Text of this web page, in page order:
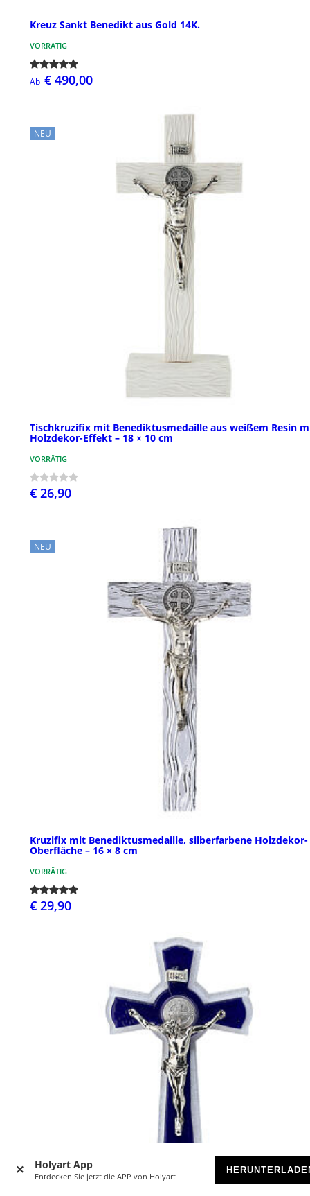
Holyart App
Entdecken Sie jetzt die APP von Holyart
Kreuz Sankt Benedikt aus Gold 14K.
VORRÄTIG
Ab € 490,00
NEU
Tischkruzifix mit Benediktusmedaille aus weißem Resin
Holzdekor-Effekt – 18 × 10 cm
VORRÄTIG
€ 26,90
NEU
Kruzifix mit Benediktusmedaille, silberfarbene Holzdekor-
Oberfläche – 16 × 8 cm
VORRÄTIG
€ 29,90